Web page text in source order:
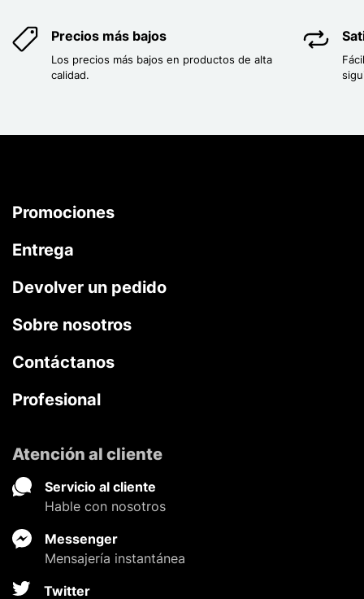
Precios más bajos
Los precios más bajos en productos de alta
calidad.
Promociones
Entrega
Devolver un pedido
Sobre nosotros
Contáctanos
Profesional
Atención al cliente
Servicio al cliente
Hable con nosotros
Messenger
Mensajería instantánea
Twitter